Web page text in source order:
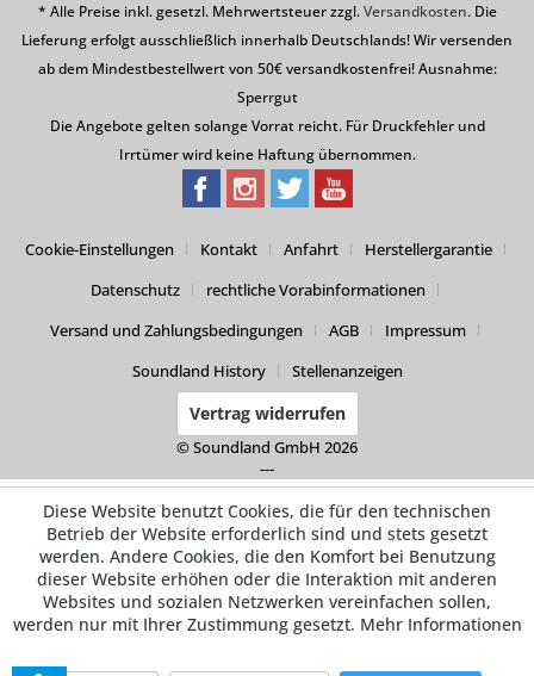
* Alle Preise inkl. gesetzl. Mehrwertsteuer zzgl.Versandkosten. Die
Lieferung erfolgt ausschließlich innerhalb Deutschlands! Wir versenden
ab dem Mindestbestellwert von 50€ versandkostenfrei! Ausnahme:
Sperrgut
Die Angebote gelten solange Vorrat reicht. Für Druckfehler und
Irrtümer wird keine Haftung übernommen.
Cookie-Einstellungen Kontakt Anfahrt
Herstellergarantie
Datenschutz
rechtliche Vorabinformationen
Versand und Zahlungsbedingungen
AGB
Impressum
Soundland History
Stellenanzeigen
Vertrag widerrufen
© Soundland GmbH 2026
---
Diese Website benutzt Cookies, die für den technischen
Betrieb der Website erforderlich sind und stets gesetzt
werden. Andere Cookies, die den Komfort bei Benutzung
dieser Website erhöhen oder die Interaktion mit anderen
Websites und sozialen Netzwerken vereinfachen sollen,
werden nur mit Ihrer Zustimmung gesetzt. Mehr Informationen